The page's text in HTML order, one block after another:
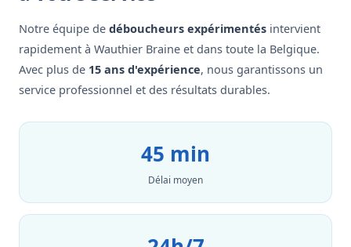
Notre équipe de déboucheurs expérimentés intervient
rapidement à Wauthier Braine et dans toute la Belgique.
Avec plus de 15 ans d'expérience, nous garantissons un
service professionnel et des résultats durables.
45 min
Délai moyen